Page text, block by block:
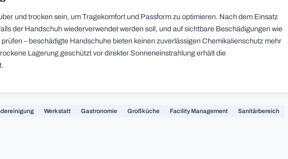
und trocken sein, um Tragekomfort und Passform zu optimieren. Nach dem Einsatz
der Handschuh wiederverwendet werden soll, und auf sichtbare Beschädigungen wie
– beschädigte Handschuhe bieten keinen zuverlässigen Chemikalienschutz mehr
Lagerung geschützt vor direkter Sonneneinstrahlung erhält die
Werkstatt Gastronomie Großküche Facility Management Sanitärbereich